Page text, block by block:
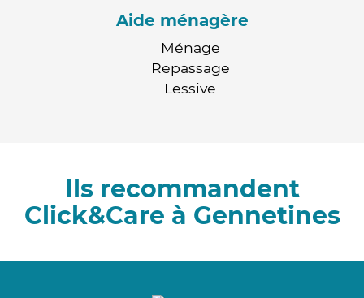
Aide ménagère
Ménage
Repassage
Lessive
Ils recommandent
Click&Care à Gennetines